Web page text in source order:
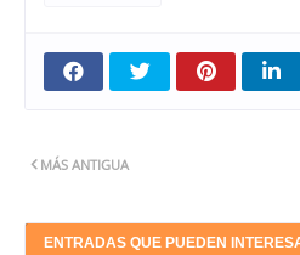
MÁS ANTIGUA
ENTRADAS QUE PUEDEN